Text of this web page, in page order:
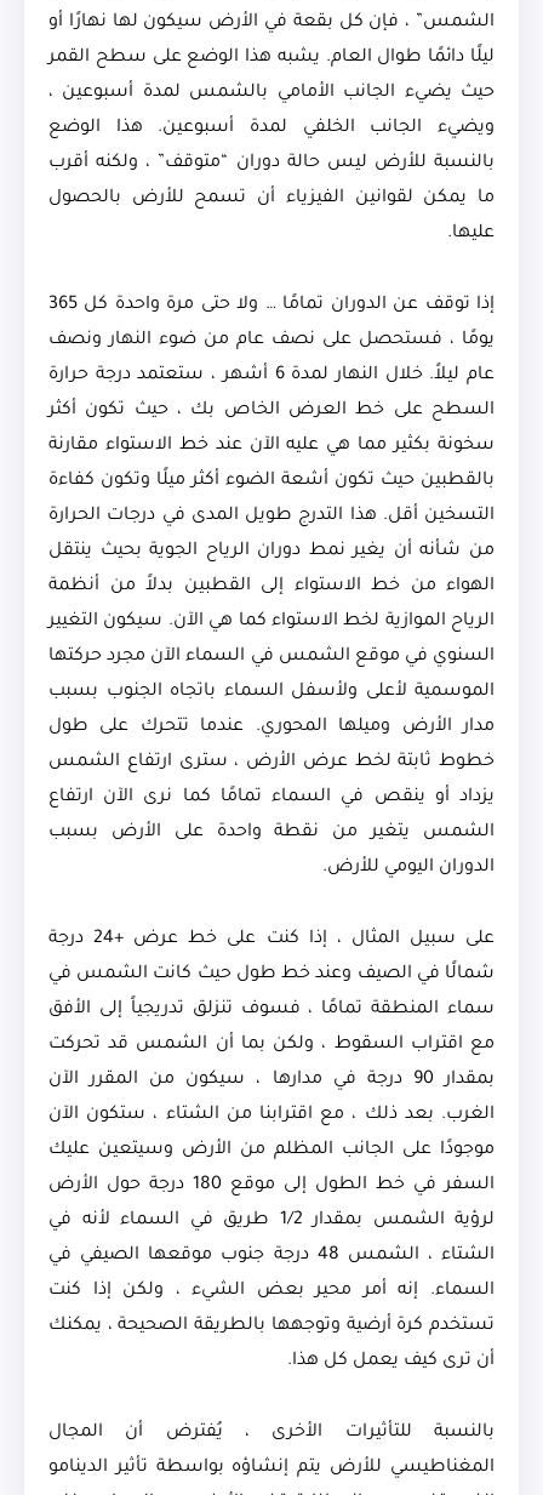
الشمس” ، فإن كل بقعة في الأرض سيكون لها نهارًا أو
ليلًا دائمًا طوال العام. يشبه هذا الوضع على سطح القمر
حيث يضيء الجانب الأمامي بالشمس لمدة أسبوعين ،
ويضيء الجانب الخلفي لمدة أسبوعين. هذا الوضع
بالنسبة للأرض ليس حالة دوران “متوقف” ، ولكنه أقرب
ما يمكن لقوانين الفيزياء أن تسمح للأرض بالحصول
عليها.
إذا توقف عن الدوران تمامًا … ولا حتى مرة واحدة كل 365
يومًا ، فستحصل على نصف عام من ضوء النهار ونصف
عام ليلاً. خلال النهار لمدة 6 أشهر ، ستعتمد درجة حرارة
السطح على خط العرض الخاص بك ، حيث تكون أكثر
سخونة بكثير مما هي عليه الآن عند خط الاستواء مقارنة
بالقطبين حيث تكون أشعة الضوء أكثر ميلًا وتكون كفاءة
التسخين أقل. هذا التدرج طويل المدى في درجات الحرارة
من شأنه أن يغير نمط دوران الرياح الجوية بحيث ينتقل
الهواء من خط الاستواء إلى القطبين بدلاً من أنظمة
الرياح الموازية لخط الاستواء كما هي الآن. سيكون التغيير
السنوي في موقع الشمس في السماء الآن مجرد حركتها
الموسمية لأعلى ولأسفل السماء باتجاه الجنوب بسبب
مدار الأرض وميلها المحوري. عندما تتحرك على طول
خطوط ثابتة لخط عرض الأرض ، سترى ارتفاع الشمس
يزداد أو ينقص في السماء تمامًا كما نرى الآن ارتفاع
الشمس يتغير من نقطة واحدة على الأرض بسبب
الدوران اليومي للأرض.
على سبيل المثال ، إذا كنت على خط عرض +24 درجة
شمالًا في الصيف وعند خط طول حيث كانت الشمس في
سماء المنطقة تمامًا ، فسوف تنزلق تدريجياً إلى الأفق
مع اقتراب السقوط ، ولكن بما أن الشمس قد تحركت
بمقدار 90 درجة في مدارها ، سيكون من المقرر الآن
الغرب. بعد ذلك ، مع اقترابنا من الشتاء ، ستكون الآن
موجودًا على الجانب المظلم من الأرض وسيتعين عليك
السفر في خط الطول إلى موقع 180 درجة حول الأرض
لرؤية الشمس بمقدار 1/2 طريق في السماء لأنه في
الشتاء ، الشمس 48 درجة جنوب موقعها الصيفي في
السماء. إنه أمر محير بعض الشيء ، ولكن إذا كنت
تستخدم كرة أرضية وتوجهها بالطريقة الصحيحة ، يمكنك
أن ترى كيف يعمل كل هذا.
بالنسبة للتأثيرات الأخرى ، يُفترض أن المجال
المغناطيسي للأرض يتم إنشاؤه بواسطة تأثير الدينامو